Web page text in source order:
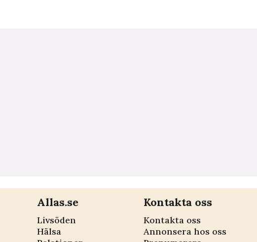
Allas.se
Livsöden
Hälsa
Kontakta oss
Kontakta oss
Annonsera hos oss